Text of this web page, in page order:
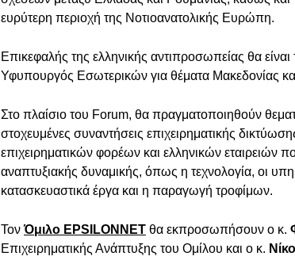
ευρύτερη περιοχή της Νοτιοανατολικής Ευρώπη.
Επικεφαλής της ελληνικής αντιπροσωπείας θα είναι
Υφυπουργός Εσωτερικών για θέματα Μακεδονίας
Στο πλαίσιο του Forum, θα πραγματοποιηθούν
στοχευμένες συναντήσεις επιχειρηματικής
επιχειρηματικών φορέων και ελληνικών εταιρειών
αναπτυξιακής δυναμικής, όπως η τεχνολογία, οι
κατασκευαστικά έργα και η παραγωγή τροφίμων.
ΤονΌμιλο EPSILONNET θα εκπροσωπήσουν ο κ.
Επιχειρηματικής Ανάπτυξης του Ομίλου και ο κ.